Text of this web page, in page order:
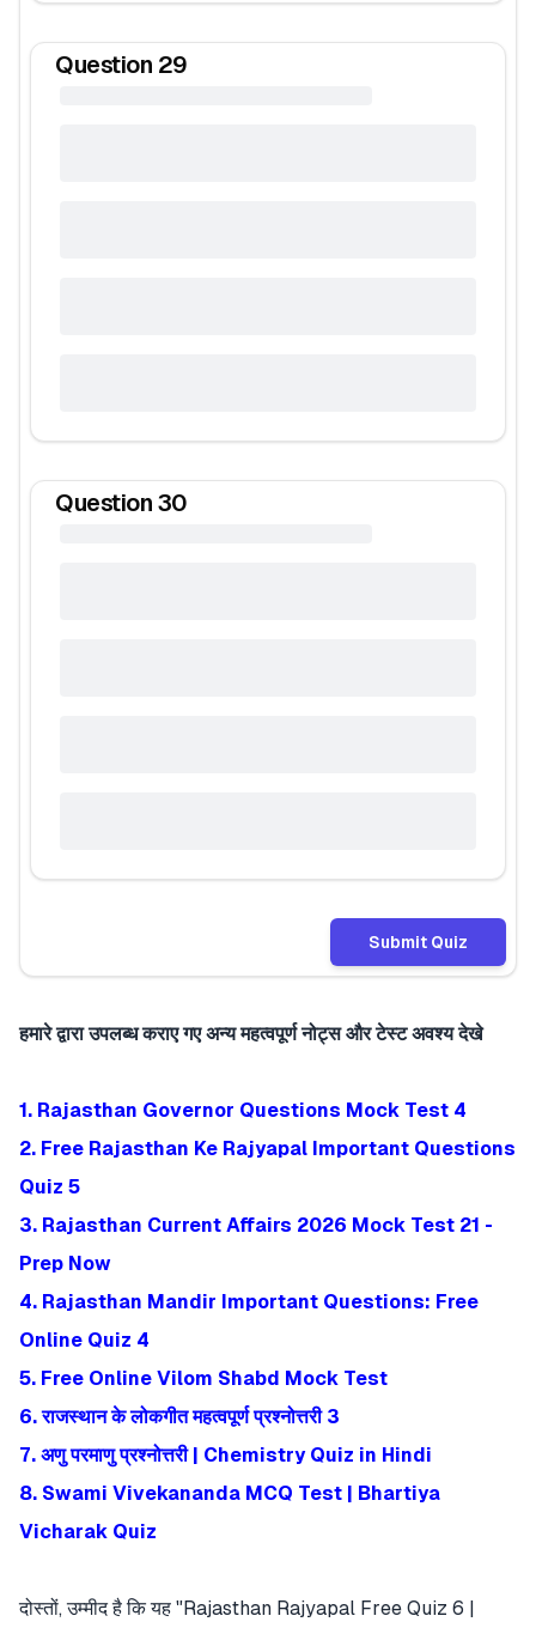
Question 29
Question 30
Submit Quiz
हमारे द्वारा उपलब्ध कराए गए अन्य महत्वपूर्ण नोट्स और टेस्ट अवश्य देखे
1. Rajasthan Governor Questions Mock Test 4
2. Free Rajasthan Ke Rajyapal Important Questions
Quiz 5
3. Rajasthan Current Affairs 2026 Mock Test 21 -
Prep Now
4. Rajasthan Mandir Important Questions: Free
Online Quiz 4
5. Free Online Vilom Shabd Mock Test
6. राजस्थान के लोकगीत महत्वपूर्ण प्रश्नोत्तरी 3
7. अणु परमाणु प्रश्नोत्तरी | Chemistry Quiz in Hindi
8. Swami Vivekananda MCQ Test | Bhartiya
Vicharak Quiz
दोस्तों, उम्मीद है कि यह "Rajasthan Rajyapal Free Quiz 6 |